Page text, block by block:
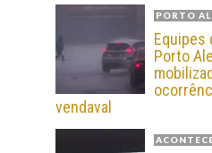
PORTO
Equipes
Porto
vendaval